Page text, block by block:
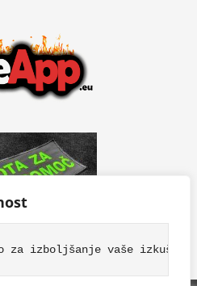
za izboljšanje vaše